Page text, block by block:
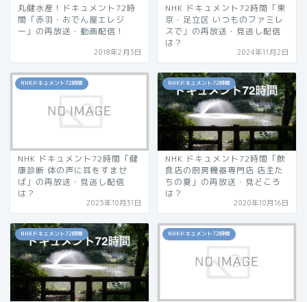
丸健水産！ドキュメント72時
間「赤羽・おでん屋エレジ
ー」の再放送・動画配信！
2018年2月3日
NHK ドキュメント72時間「東
京・足立区 いつものファミレ
スで」の再放送・見逃し配信
は？
2024年11月2日
NHKドキュメント72時間
NHK ドキュメント72時間「健
康診断 体の声に耳をすませ
ば」の再放送・見逃し配信
は？
2025年10月31日
NHKドキュメント72時間
NHK ドキュメント72時間「飲
食店の厨房機器専門店 店主た
ちの夏」の再放送・見どころ
は？
2020年10月16日
NHKドキュメント72時間 NHKドキュメント72時間